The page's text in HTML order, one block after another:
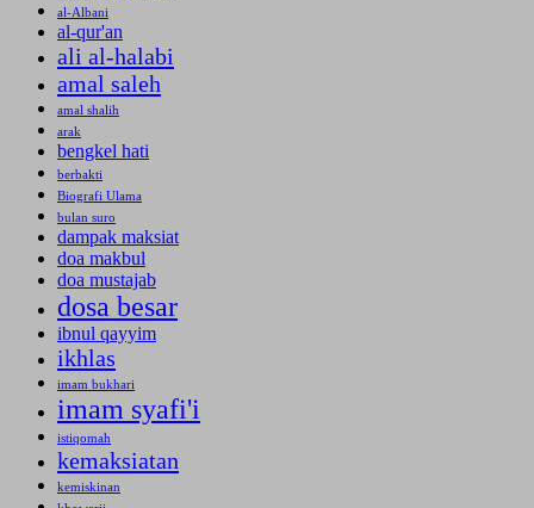
al-Albani
al-qur'an
ali al-halabi
amal saleh
amal shalih
arak
bengkel hati
berbakti
Biografi Ulama
bulan suro
dampak maksiat
doa makbul
doa mustajab
dosa besar
ibnul qayyim
ikhlas
imam bukhari
imam syafi'i
istiqomah
kemaksiatan
kemiskinan